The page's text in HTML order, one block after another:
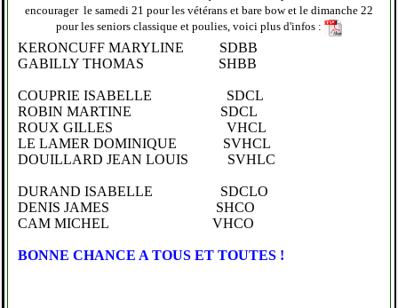
encourager le samedi 21 pour les vétérans et bare bow et le dimanche 22
pour les seniors classique et poulies, voici plus d'infos :
KERONCUFF MARYLINE SDBB
GABILLY THOMAS SHBB
COUPRIE ISABELLE SDCL
ROBIN MARTINE SDCL
ROUX GILLES VHCL
LE LAMER DOMINIQUE SVHCL
DOUILLARD JEAN LOUIS SVHLC
DURAND ISABELLE SDCLO
DENIS JAMES SHCO
CAM MICHEL VHCO
BONNE CHANCE A TOUS ET TOUTES !